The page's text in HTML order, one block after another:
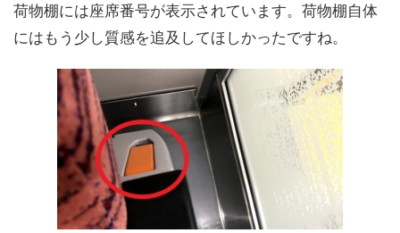
荷物棚には座席番号が表示されています。荷物棚自体
にはもう少し質感を追及してほしかったですね。